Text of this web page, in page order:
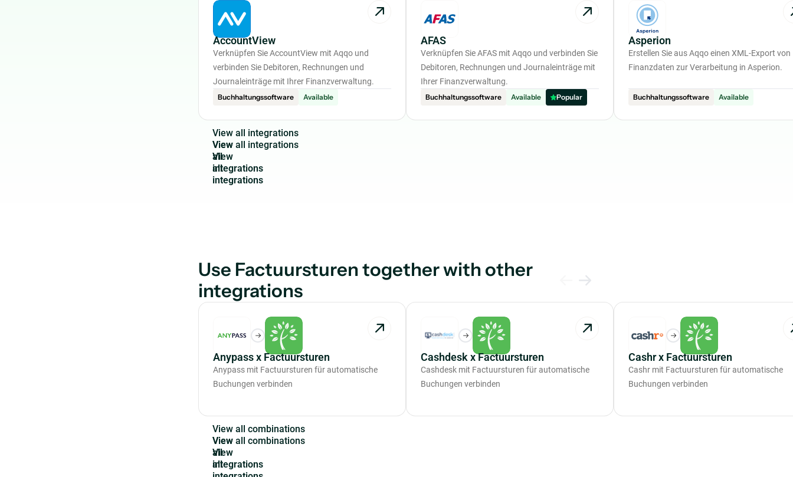
AccountView
Verknüpfen Sie AccountView mit Aqqo und
verbinden Sie Debitoren, Rechnungen und
Journaleinträge mit Ihrer Finanzverwaltung.
Buchhaltungssoftware
Available
AFAS
Verknüpfen Sie AFAS mit Aqqo und verbinden Sie
Debitoren, Rechnungen und Journaleinträge mit
Ihrer Finanzverwaltung.
Buchhaltungssoftware
Available Popular
Asperion
Erstellen Sie aus Aqqo einen XML-Export von
Finanzdaten zur Verarbeitung in Asperion.
Buchhaltungssoftware Available
View all integrations
View
all
integrations
Use Factuursturen together with other
integrations
Anypass x Factuursturen
Anypass mit Factuursturen für automatische
Buchungen verbinden
Cashdesk x Factuursturen
Cashdesk mit Factuursturen für automatische
Buchungen verbinden
Cashr x Factuursturen
Cashr mit Factuursturen für automatische
Buchungen verbinden
View all combinations
View
all
integrations